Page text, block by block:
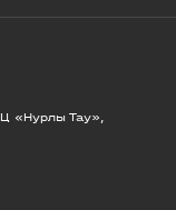
«Нурлы Тау»,